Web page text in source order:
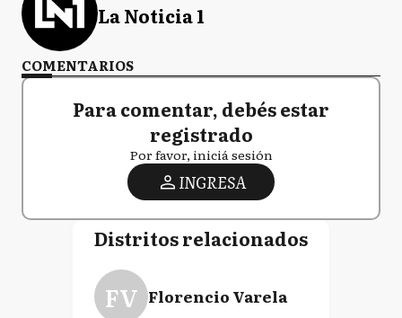
La Noticia 1
COMENTARIOS
Para comentar, debés estar
registrado
Por favor, iniciá sesión
INGRESA
Distritos relacionados
FV Florencio Varela